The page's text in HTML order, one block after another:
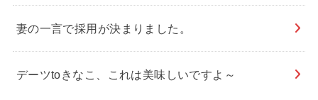
妻の一言で採用が決まりました。
デーツtoきなこ、これは美味しいですよ～